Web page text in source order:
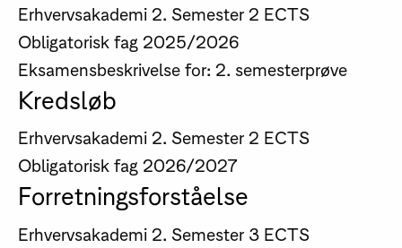
Erhvervsakademi 2. Semester 2 ECTS
Obligatorisk fag 2025/2026
Eksamensbeskrivelse for: 2. semesterprøve
Kredsløb
Erhvervsakademi 2. Semester 2 ECTS
Obligatorisk fag 2026/2027
Forretningsforståelse
Erhvervsakademi 2. Semester 3 ECTS